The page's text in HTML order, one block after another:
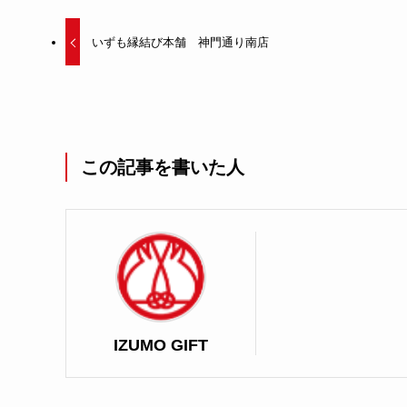
いずも縁結び本舗 神門通り南店
この記事を書いた人
IZUMO GIFT